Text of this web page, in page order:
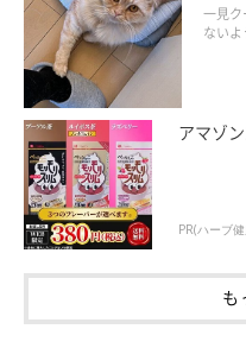
そんな中で、いつもとは様子
や心配そうな様子
一見
ない
アマゾ
PR(ハーブ
も